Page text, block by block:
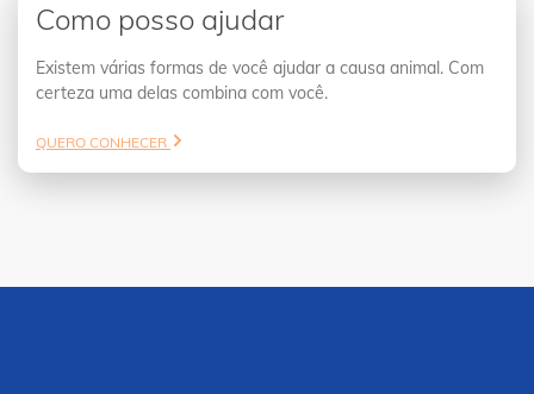
Como posso ajudar
Existem várias formas de você ajudar a causa animal. Com
certeza uma delas combina com você.
QUERO CONHECER